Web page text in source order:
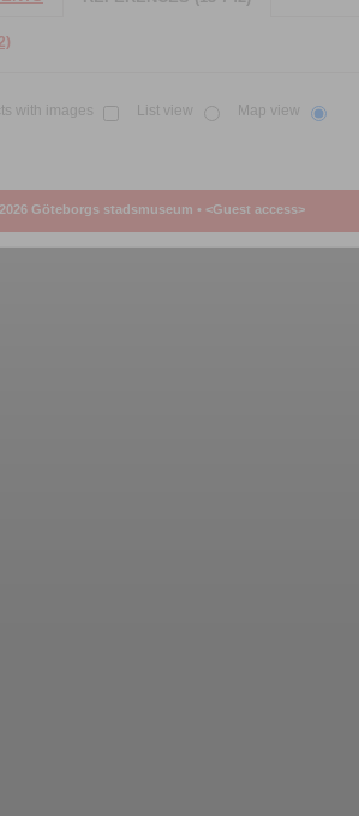
with images List view Map view
Göteborgs stadsmuseum • <Guest access>